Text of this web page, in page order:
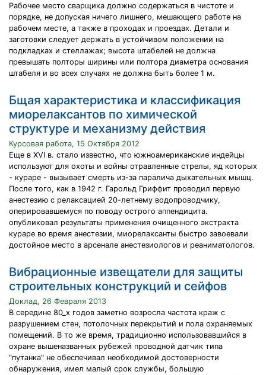
Рабочее место сварщика должно содержаться в чистоте и
порядке, не допуская ничего лишнего, мешающего работе на
рабочем месте, а также в проходах и проездах. Детали и
заготовки следует держать в устойчивом положении на
подкладках и стеллажах; высота штабелей не должна
превышать полторы ширины или полтора диаметра основания
штабеля и во всех случаях не должна быть более 1 м.
Бщая характеристика и классификация
миорелаксантов по химической
структуре и механизму действия
Курсовая работа, 15 Октября 2012
Еще в XVI в. стало известно, что южноамериканские индейцы
используют для охоты и войны отравленные стрелы, яд которых
- кураре - вызывает смерть из-за паралича дыхательных мышц.
После того, как в 1942 г. Гарольд Гриффит проводил первую
анестезию с релаксацией 20-летнему водопроводчику,
оперировавшемуся по поводу острого аппендицита.
опубликовал результаты применения очищенного экстракта
кураре во время анестезии, миорелаксанты быстро завоевали
достойное место в арсенале анестезиологов и реаниматологов.
Вибрационные извещатели для защиты
строительных конструкций и сейфов
Доклад, 26 Февраля 2013
В середине 80_х годов заметно возросла частота краж с
разрушением стен, потолочных перекрытий и пола охраняемых
помещений. В то же время, традиционно использовавшийся в
охране вышеназванных рубежей проводной датчик типа
"путанка" не обеспечивал необходимой достоверности
обнаружения, имел малый срок службы, большую